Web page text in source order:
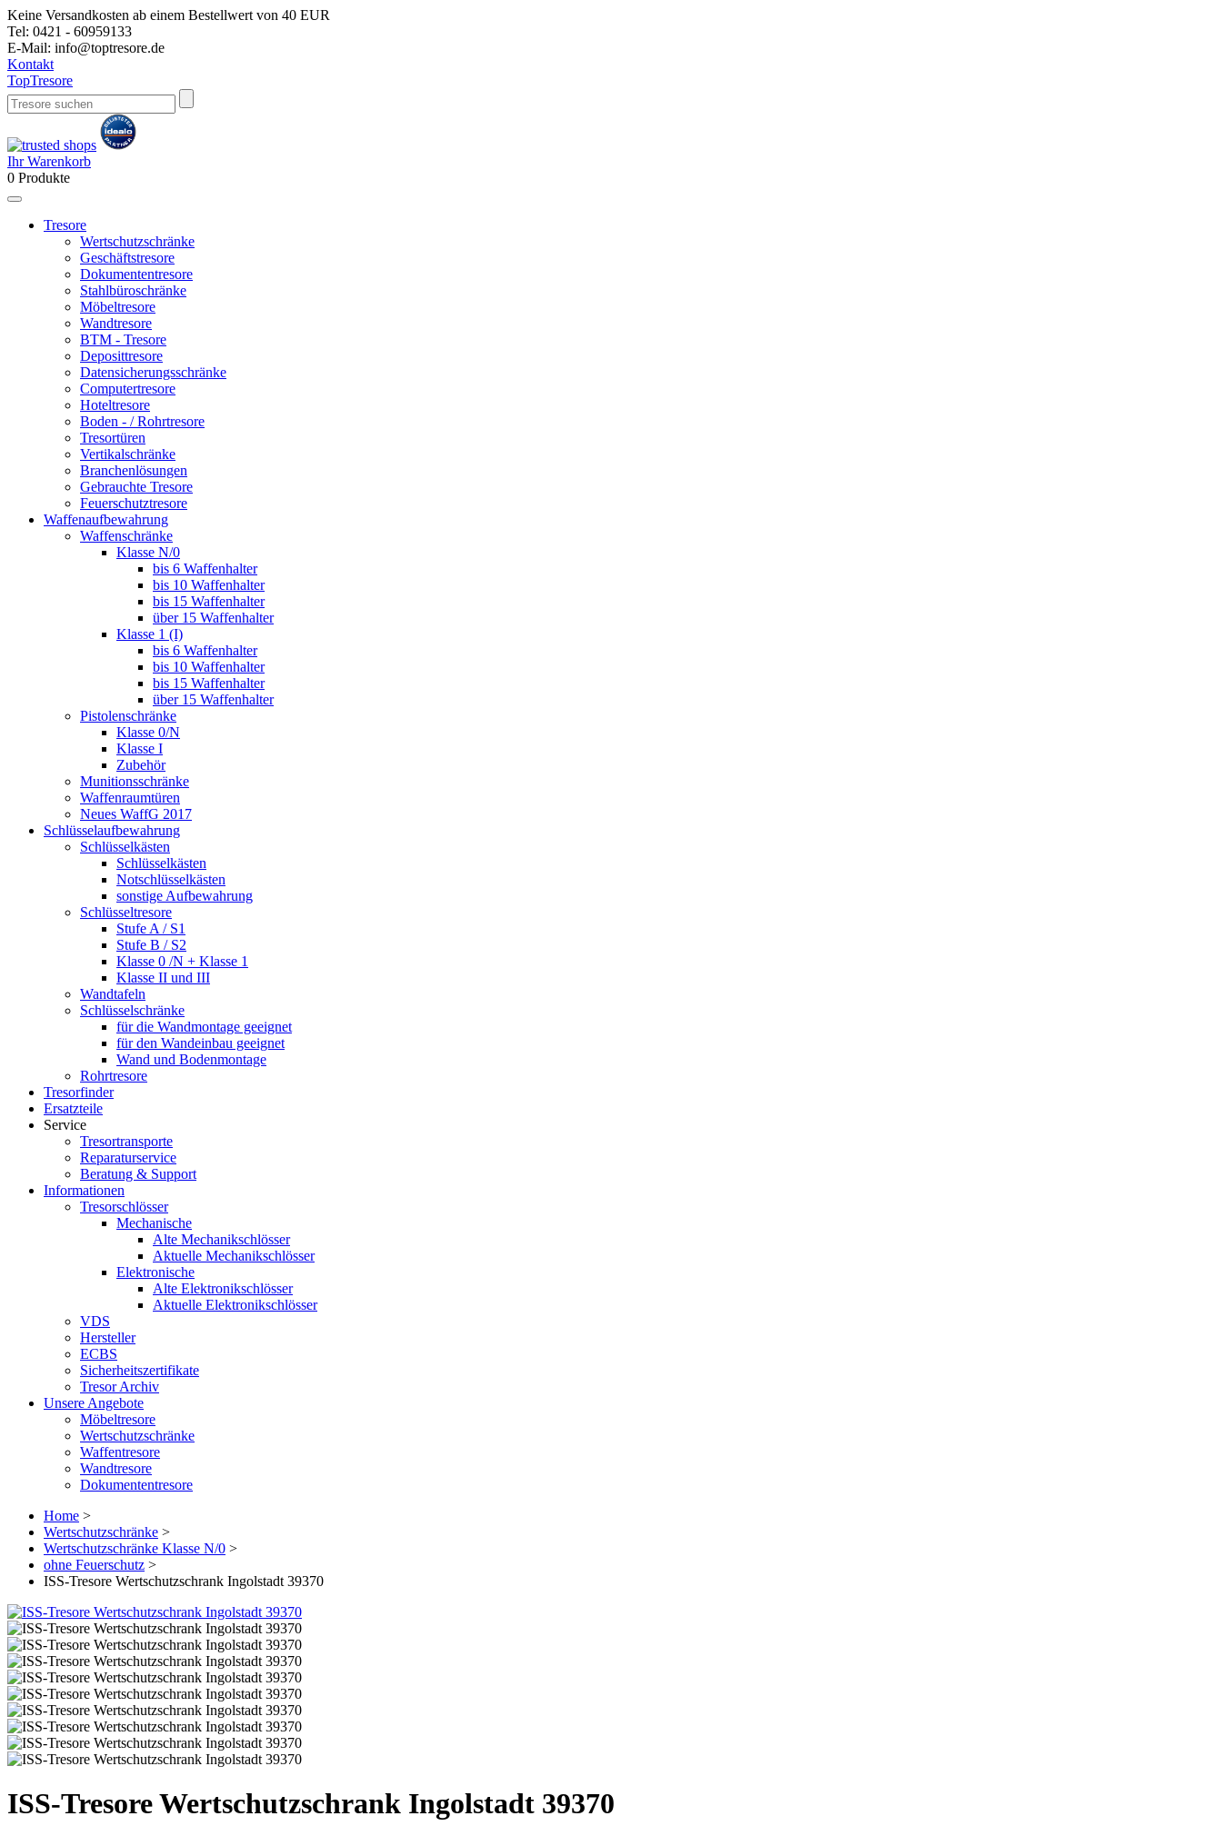
Keine Versandkosten ab einem Bestellwert von 40 EUR
Tel: 0421 - 60959133
E-Mail: info@toptresore.de
Kontakt
TopTresore
Ihr Warenkorb
0 Produkte
Tresore
Wertschutzschränke
Geschäftstresore
Dokumententresore
Stahlbüroschränke
Möbeltresore
Wandtresore
BTM - Tresore
Deposittresore
Datensicherungsschränke
Computertresore
Hoteltresore
Boden - / Rohrtresore
Tresortüren
Vertikalschränke
Branchenlösungen
Gebrauchte Tresore
Feuerschutztresore
Waffenaufbewahrung
Waffenschränke
Klasse N/0
bis 6 Waffenhalter
bis 10 Waffenhalter
bis 15 Waffenhalter
über 15 Waffenhalter
Klasse 1 (I)
bis 6 Waffenhalter
bis 10 Waffenhalter
bis 15 Waffenhalter
über 15 Waffenhalter
Pistolenschränke
Klasse 0/N
Klasse I
Zubehör
Munitionsschränke
Waffenraumtüren
Neues WaffG 2017
Schlüsselaufbewahrung
Schlüsselkästen
Schlüsselkästen
Notschlüsselkästen
sonstige Aufbewahrung
Schlüsseltresore
Stufe A / S1
Stufe B / S2
Klasse 0 /N + Klasse 1
Klasse II und III
Wandtafeln
Schlüsselschränke
für die Wandmontage geeignet
für den Wandeinbau geeignet
Wand und Bodenmontage
Rohrtresore
Tresorfinder
Ersatzteile
Service
Tresortransporte
Reparaturservice
Beratung & Support
Informationen
Tresorschlösser
Mechanische
Alte Mechanikschlösser
Aktuelle Mechanikschlösser
Elektronische
Alte Elektronikschlösser
Aktuelle Elektronikschlösser
VDS
Hersteller
ECBS
Sicherheitszertifikate
Tresor Archiv
Unsere Angebote
Möbeltresore
Wertschutzschränke
Waffentresore
Wandtresore
Dokumententresore
Home >
Wertschutzschränke >
Wertschutzschränke Klasse N/0 >
ohne Feuerschutz >
ISS-Tresore Wertschutzschrank Ingolstadt 39370
ISS-Tresore Wertschutzschrank Ingolstadt 39370